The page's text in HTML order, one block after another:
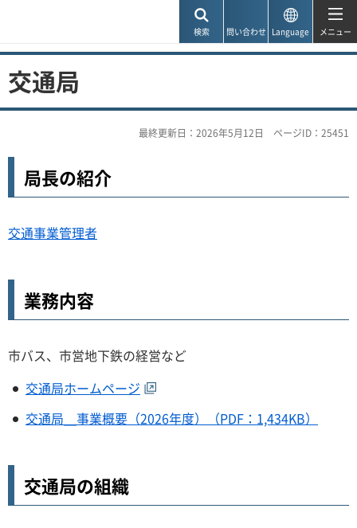
検索 問い合わせ Language メニュー
交通局
最終更新日：2026年5月12日 ページID：25451
局長の紹介
交通事業管理者
業務内容
市バス、市営地下鉄の経営など
交通局ホームページ
交通局＿事業概要（2026年度）（PDF：1,434KB）
交通局の組織